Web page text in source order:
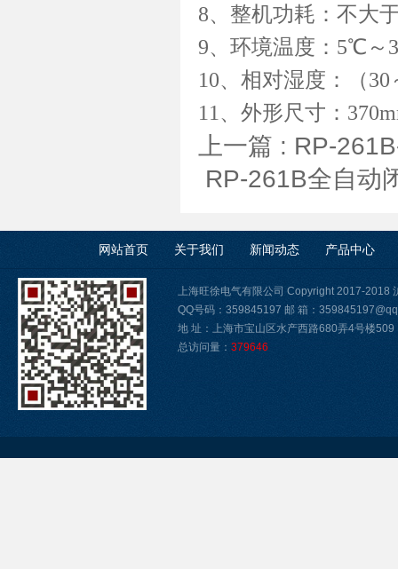
8、整机功耗：不大
9、环境温度：5℃
10、相对湿度：（
11、外形尺寸：
上一篇 : RP-
RP-261B全自动
网站首页 关于我们 新闻动态 产品中心
上海旺徐电气有限公司 Copyright 2017-2018
QQ号码：359845197 邮 箱：
地 址：上海市宝山区水产西路680弄4号楼509
总访问量： 379646